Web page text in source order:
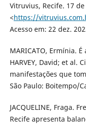
Vitruvius, Recife. 17
<https://
Acesso em: 22 dez.
MARICATO, Ermínia.
HARVEY, David; et al.
manifestações que
São Paulo: Boitempo/
JACQUELINE, Fraga.
Recife apresenta